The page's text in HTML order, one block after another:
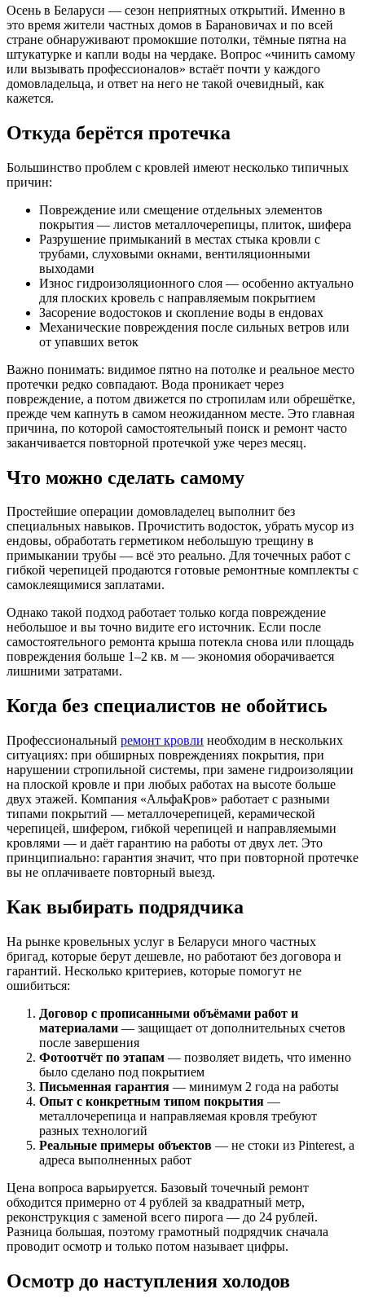
Осень в Беларуси — сезон неприятных открытий. Именно в
это время жители частных домов в Барановичах и по всей
стране обнаруживают промокшие потолки, тёмные пятна на
штукатурке и капли воды на чердаке. Вопрос «чинить самому
или вызывать профессионалов» встаёт почти у каждого
домовладельца, и ответ на него не такой очевидный, как
кажется.
Откуда берётся протечка
Большинство проблем с кровлей имеют несколько типичных
причин:
Повреждение или смещение отдельных элементов
покрытия — листов металлочерепицы, плиток, шифера
Разрушение примыканий в местах стыка кровли с
трубами, слуховыми окнами, вентиляционными
выходами
Износ гидроизоляционного слоя — особенно актуально
для плоских кровель с направляемым покрытием
Засорение водостоков и скопление воды в ендовах
Механические повреждения после сильных ветров или
от упавших веток
Важно понимать: видимое пятно на потолке и реальное место
протечки редко совпадают. Вода проникает через
повреждение, а потом движется по стропилам или обрешётке,
прежде чем капнуть в самом неожиданном месте. Это главная
причина, по которой самостоятельный поиск и ремонт часто
заканчивается повторной протечкой уже через месяц.
Что можно сделать самому
Простейшие операции домовладелец выполнит без
специальных навыков. Прочистить водосток, убрать мусор из
ендовы, обработать герметиком небольшую трещину в
примыкании трубы — всё это реально. Для точечных работ с
гибкой черепицей продаются готовые ремонтные комплекты с
самоклеящимися заплатами.
Однако такой подход работает только когда повреждение
небольшое и вы точно видите его источник. Если после
самостоятельного ремонта крыша потекла снова или площадь
повреждения больше 1–2 кв. м — экономия оборачивается
лишними затратами.
Когда без специалистов не обойтись
Профессиональный ремонт кровли необходим в нескольких
ситуациях: при обширных повреждениях покрытия, при
нарушении стропильной системы, при замене гидроизоляции
на плоской кровле и при любых работах на высоте больше
двух этажей. Компания «АльфаКров» работает с разными
типами покрытий — металлочерепицей, керамической
черепицей, шифером, гибкой черепицей и направляемыми
кровлями — и даёт гарантию на работы от двух лет. Это
принципиально: гарантия значит, что при повторной протечке
вы не оплачиваете повторный выезд.
Как выбирать подрядчика
На рынке кровельных услуг в Беларуси много частных
бригад, которые берут дешевле, но работают без договора и
гарантий. Несколько критериев, которые помогут не
ошибиться:
Договор с прописанными объёмами работ и
материалами — защищает от дополнительных счетов
после завершения
Фотоотчёт по этапам — позволяет видеть, что именно
было сделано под покрытием
Письменная гарантия — минимум 2 года на работы
Опыт с конкретным типом покрытия —
металлочерепица и направляемая кровля требуют
разных технологий
Реальные примеры объектов — не стоки из Pinterest, а
адреса выполненных работ
Цена вопроса варьируется. Базовый точечный ремонт
обходится примерно от 4 рублей за квадратный метр,
реконструкция с заменой всего пирога — до 24 рублей.
Разница большая, поэтому грамотный подрядчик сначала
проводит осмотр и только потом называет цифры.
Осмотр до наступления холодов